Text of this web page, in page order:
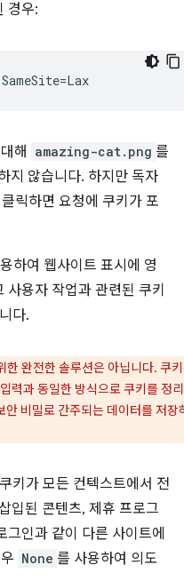
경우:
해 amazing-cat.png 를
지 않습니다. 하지만 독자
릭하면 요청에 쿠키가 포
하여 웹사이트 표시에 영
사용자 작업과 관련된 쿠키
다.
한 완전한 솔루션은 아닙니다. 쿠
력과 동일한 방식으로 쿠키를 정
비밀로 간주되는 데이터를 저장
키가 모든 컨텍스트에서 전
입된 콘텐츠, 제휴 프로그
인과 같이 다른 사이트에
None 를 사용하여 의도